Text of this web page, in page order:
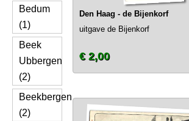
Bedum
(1)
Beek
Ubbergen
(2)
Beekbergen
(2)
Den Haag - de Bijenkorf
uitgave de Bijenkorf
€ 2,00